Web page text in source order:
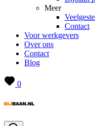
Meer
Contact
Voor werkgevers
Over ons
Contact
Blog
0